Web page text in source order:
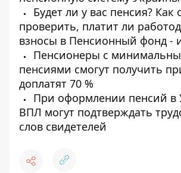
Будет ли у вас пенсия? Как
проверить, платит ли
взносы в Пенсионный фонд -
Пенсионеры с
пенсиями смогут получить
доплатят 70 %
При оформлении пенсий в
ВПЛ могут подтверждать
слов свидетелей